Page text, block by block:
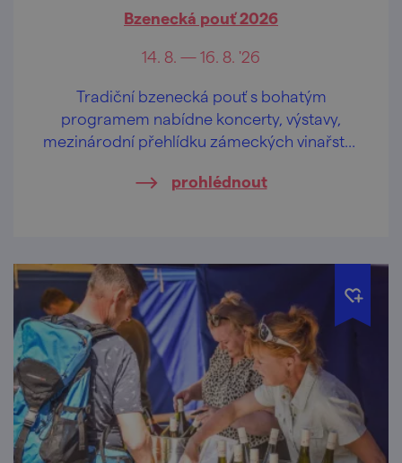
Bzenecká pouť 2026
14. 8. — 16. 8. '26
Tradiční bzenecká pouť s bohatým
programem nabídne koncerty, výstavy,
mezinárodní přehlídku zámeckých vinařství,
prohlédnout